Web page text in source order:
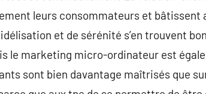
leurs consommateurs et bâtissent
et de sérénité s’en trouvent
le marketing micro-ordinateur est
sont bien davantage maîtrisés que